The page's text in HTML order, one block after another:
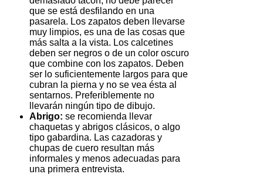
que se está desfilando en una
pasarela. Los zapatos deben llevarse
muy limpios, es una de las cosas que
más salta a la vista. Los calcetines
deben ser negros o de un color oscuro
que combine con los zapatos. Deben
ser lo suficientemente largos para que
cubran la pierna y no se vea ésta al
sentarnos. Preferiblemente no
llevarán ningún tipo de dibujo.
Abrigo: se recomienda llevar
chaquetas y abrigos clásicos, o algo
tipo gabardina. Las cazadoras y
chupas de cuero resultan más
informales y menos adecuadas para
una primera entrevista.